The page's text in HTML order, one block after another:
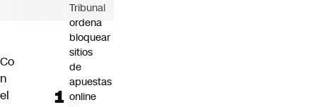
Co
n
el
Tribunal
ordena
bloquear
sitios
de
apuestas
online